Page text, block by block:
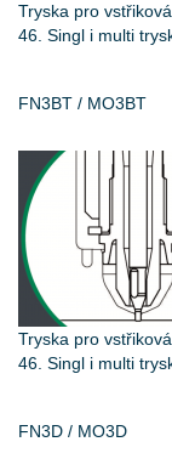
Tryska pro
46. Singl i multi
FN3BT / MO3BT
Tryska pro
46. Singl i multi
FN3D / MO3D